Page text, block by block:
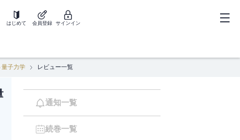
はじめて 会員登録 サインイン
子力学 レビュー一覧
通知一覧
続巻一覧